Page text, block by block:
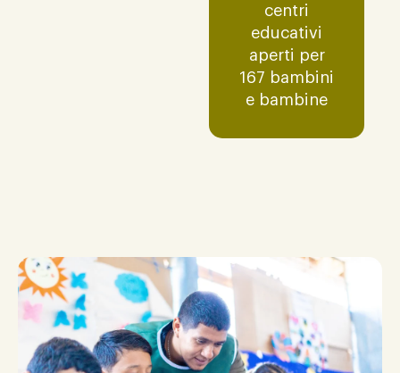
centri
educativi
aperti per
167 bambini
e bambine